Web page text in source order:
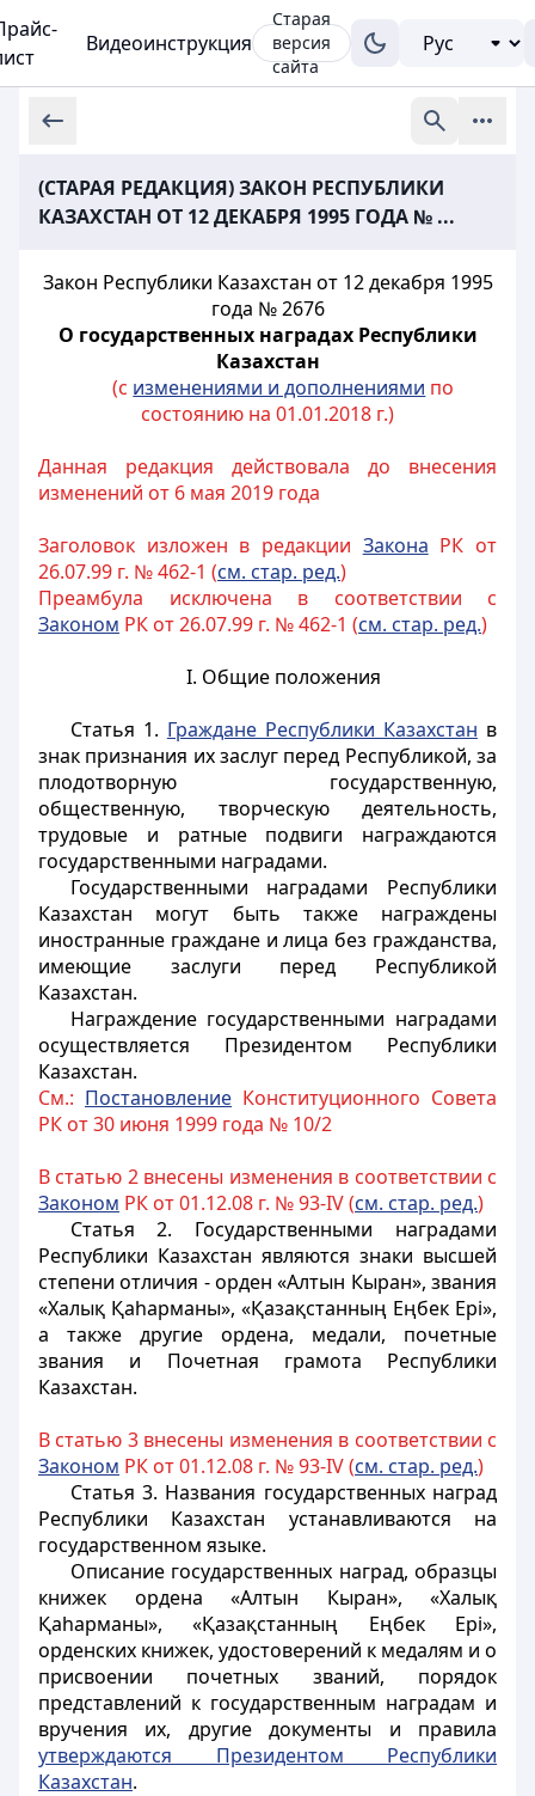
Видеоинструкция
Старая
версия
сайта
(СТАРАЯ РЕДАКЦИЯ) ЗАКОН РЕСПУБЛИКИ
КАЗАХСТАН ОТ 12 ДЕКАБРЯ 1995 ГОДА № ...
Закон Республики Казахстан от 12 декабря 1995
года № 2676
О государственных наградах Республики
Казахстан
(с изменениями и дополнениями по
состоянию на 01.01.2018 г.)
Данная редакция действовала до внесения
изменений от 6 мая 2019 года
Заголовок изложен в редакции Закона РК от
26.07.99 г. № 462-1 (см. стар. ред.)
Преамбула исключена в соответствии с
Законом РК от 26.07.99 г. № 462-1 (см. стар. ред.)
I. Общие положения
Статья 1. Граждане Республики Казахстан в
знак признания их заслуг перед Республикой, за
плодотворную государственную,
общественную, творческую деятельность,
трудовые и ратные подвиги награждаются
государственными наградами.
Государственными наградами Республики
Казахстан могут быть также награждены
иностранные граждане и лица без гражданства,
имеющие заслуги перед Республикой
Казахстан.
Награждение государственными наградами
осуществляется Президентом Республики
Казахстан.
См.: Постановление Конституционного Совета
РК от 30 июня 1999 года № 10/2
В статью 2 внесены изменения в соответствии с
Законом РК от 01.12.08 г. № 93-IV (см. стар. ред.)
Статья 2. Государственными наградами
Республики Казахстан являются знаки высшей
степени отличия - орден «Алтын Кыран», звания
«Халық Қаһарманы», «Қазақстанның Еңбек Ері»,
а также другие ордена, медали, почетные
звания и Почетная грамота Республики
Казахстан.
В статью 3 внесены изменения в соответствии с
Законом РК от 01.12.08 г. № 93-IV (см. стар. ред.)
Статья 3. Названия государственных наград
Республики Казахстан устанавливаются на
государственном языке.
Описание государственных наград, образцы
книжек ордена «Алтын Кыран», «Халық
Қаһарманы», «Қазақстанның Еңбек Ері»,
орденских книжек, удостоверений к медалям и о
присвоении почетных званий, порядок
представлений к государственным наградам и
вручения их, другие документы и правила
утверждаются Президентом Республики
Казахстан.